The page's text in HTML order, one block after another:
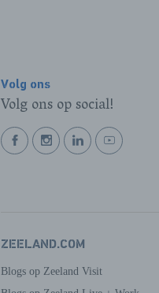
Volg ons
Volg ons op social!
BEKIJKBEKIJKBEKIJKBEKIJK
ZEELAND.COM
Blogs op Zeeland Visit